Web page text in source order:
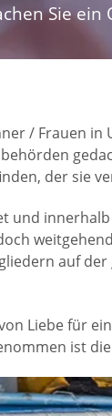
Sie ein
/ Frauen
der sie
und
auf der
Liebe für
ist